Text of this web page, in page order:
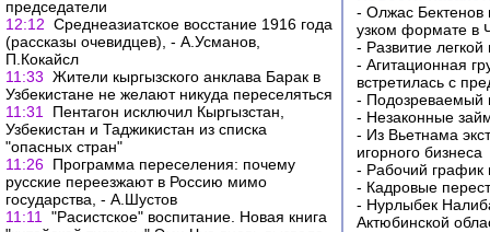
председатели
12:12 Среднеазиатское восстание 1916 года
(рассказы очевидцев), - А.Усманов,
П.Кокайсл
11:33 Жители кыргызского анклава Барак в
Узбекистане не желают никуда переселяться
11:31
Пентагон исключил Кыргызстан,
Узбекистан и Таджикистан из списка
"опасных стран"
11:26 Программа переселения: почему
русские переезжают в Россию мимо
государства, - А.Шустов
11:11
"Расистское" воспитание. Новая книга
- Олжас Бектенов
узком формате в
- Развитие
- Агитационная
встретилась с
- Подозреваемый
- Незаконные
- Из Вьетнама
игорного бизнеса
- Рабочий график
- Кадровые
- Нурлыбек
Актюбинской